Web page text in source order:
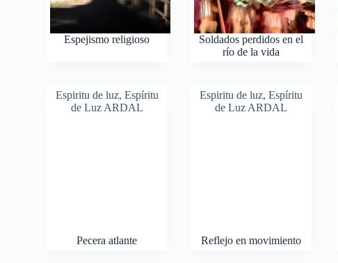
Espejismo religioso
Soldados perdidos en el
río de la vida
Espiritu de luz, Espíritu
de Luz ARDAL
Pecera atlante
Espiritu de luz,Espíritu
de Luz ARDAL
Reflejo en movimiento